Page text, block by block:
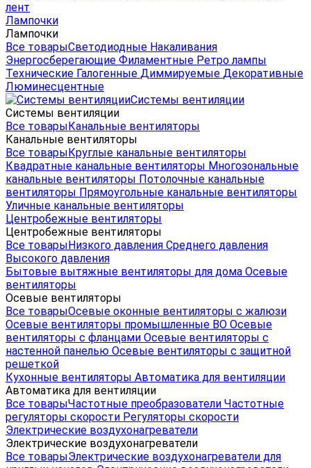
лент
Лампочки
Лампочки
Все товарыСветодиодные Накаливания
Энергосберегающие Филаментные Ретро лампы
Технические Галогенные Диммируемые Декоративные
Люминесцентные
Системы вентиляции
Системы вентиляции
Все товарыКанальные вентиляторы
Канальные вентиляторы
Все товарыКруглые канальные вентиляторы
Квадратные канальные вентиляторы Многозональные
канальные вентиляторы Потолочные канальные
вентиляторы Прямоугольные канальные вентиляторы
Уличные канальные вентиляторы
Центробежные вентиляторы
Центробежные вентиляторы
Все товарыНизкого давления Среднего давления
Высокого давления
Бытовые вытяжные вентиляторы для дома Осевые
вентиляторы
Осевые вентиляторы
Все товарыОсевые оконные вентиляторы с жалюзи
Осевые вентиляторы промышленные ВО Осевые
вентиляторы с фланцами Осевые вентиляторы с
настенной панелью Осевые вентиляторы с защитной
решеткой
Кухонные вентиляторы Автоматика для вентиляции
Автоматика для вентиляции
Все товарыЧастотные преобразователи Частотные
регуляторы скорости Регуляторы скорости
Электрические воздухонагреватели
Электрические воздухонагреватели
Все товарыЭлектрические воздухонагреватели для